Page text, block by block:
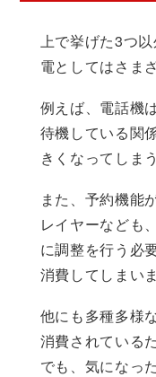
上で挙げた3つ
電としてはさま
例えば、電話機
待機している関
きくなってしま
また、予約機能
レイヤーなども
に調整を行う必
消費してしまいま
他にも多種多様
消費されている
でも、気になっ